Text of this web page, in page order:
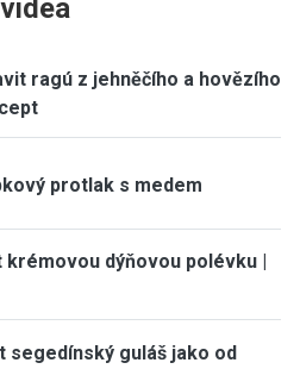
ragú z jehněčího a hovězího
protlak s medem
krémovou dýňovou polévku |
segedínský guláš jako od